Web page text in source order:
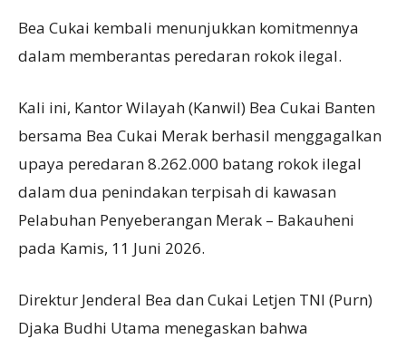
Bea Cukai kembali menunjukkan komitmennya
dalam memberantas peredaran rokok ilegal.
Kali ini, Kantor Wilayah (Kanwil) Bea Cukai Banten
bersama Bea Cukai Merak berhasil menggagalkan
upaya peredaran 8.262.000 batang rokok ilegal
dalam dua penindakan terpisah di kawasan
Pelabuhan Penyeberangan Merak – Bakauheni
pada Kamis, 11 Juni 2026.
Direktur Jenderal Bea dan Cukai Letjen TNI (Purn)
Djaka Budhi Utama menegaskan bahwa